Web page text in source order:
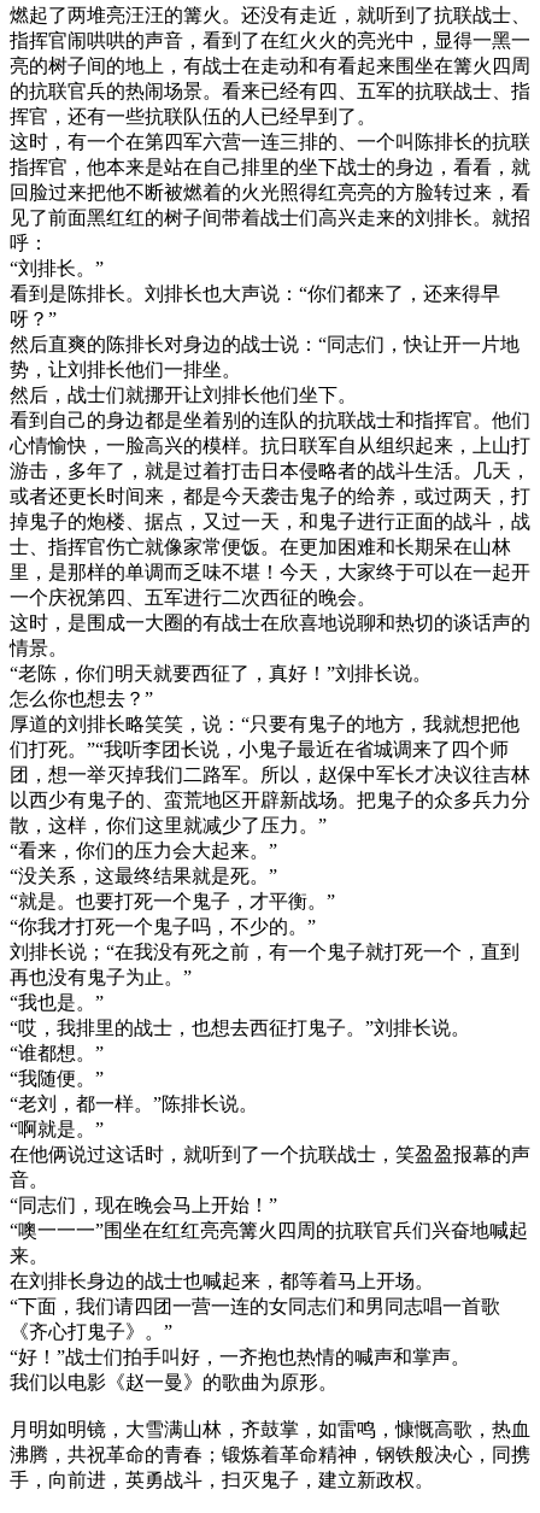
燃起了两堆亮汪汪的篝火。还没有走近，就听到了抗联战士、
指挥官闹哄哄的声音，看到了在红火火的亮光中，显得一黑一
亮的树子间的地上，有战士在走动和有看起来围坐在篝火四周
的抗联官兵的热闹场景。看来已经有四、五军的抗联战士、指
挥官，还有一些抗联队伍的人已经早到了。
这时，有一个在第四军六营一连三排的、一个叫陈排长的抗联
指挥官，他本来是站在自己排里的坐下战士的身边，看看，就
回脸过来把他不断被燃着的火光照得红亮亮的方脸转过来，看
见了前面黑红红的树子间带着战士们高兴走来的刘排长。就招
呼：
“刘排长。”
看到是陈排长。刘排长也大声说：“你们都来了，还来得早
呀？”
然后直爽的陈排长对身边的战士说：“同志们，快让开一片地
势，让刘排长他们一排坐。
然后，战士们就挪开让刘排长他们坐下。
看到自己的身边都是坐着别的连队的抗联战士和指挥官。他们
心情愉快，一脸高兴的模样。抗日联军自从组织起来，上山打
游击，多年了，就是过着打击日本侵略者的战斗生活。几天，
或者还更长时间来，都是今天袭击鬼子的给养，或过两天，打
掉鬼子的炮楼、据点，又过一天，和鬼子进行正面的战斗，战
士、指挥官伤亡就像家常便饭。在更加困难和长期呆在山林
里，是那样的单调而乏味不堪！今天，大家终于可以在一起开
一个庆祝第四、五军进行二次西征的晚会。
这时，是围成一大圈的有战士在欣喜地说聊和热切的谈话声的
情景。
“老陈，你们明天就要西征了，真好！”刘排长说。
怎么你也想去？”
厚道的刘排长略笑笑，说：“只要有鬼子的地方，我就想把他
们打死。”“我听李团长说，小鬼子最近在省城调来了四个师
团，想一举灭掉我们二路军。所以，赵保中军长才决议往吉林
以西少有鬼子的、蛮荒地区开辟新战场。把鬼子的众多兵力分
散，这样，你们这里就减少了压力。”
“看来，你们的压力会大起来。”
“没关系，这最终结果就是死。”
“就是。也要打死一个鬼子，才平衡。”
“你我才打死一个鬼子吗，不少的。”
刘排长说；“在我没有死之前，有一个鬼子就打死一个，直到
再也没有鬼子为止。”
“我也是。”
“哎，我排里的战士，也想去西征打鬼子。”刘排长说。
“谁都想。”
“我随便。”
“老刘，都一样。”陈排长说。
“啊就是。”
在他俩说过这话时，就听到了一个抗联战士，笑盈盈报幕的声
音。
“同志们，现在晚会马上开始！”
“噢一一一”围坐在红红亮亮篝火四周的抗联官兵们兴奋地喊起
来。
在刘排长身边的战士也喊起来，都等着马上开场。
“下面，我们请四团一营一连的女同志们和男同志唱一首歌
《齐心打鬼子》。”
“好！”战士们拍手叫好，一齐抱也热情的喊声和掌声。
我们以电影《赵一曼》的歌曲为原形。
月明如明镜，大雪满山林，齐鼓掌，如雷鸣，慷慨高歌，热血
沸腾，共祝革命的青春；锻炼着革命精神，钢铁般决心，同携
手，向前进，英勇战斗，扫灭鬼子，建立新政权。